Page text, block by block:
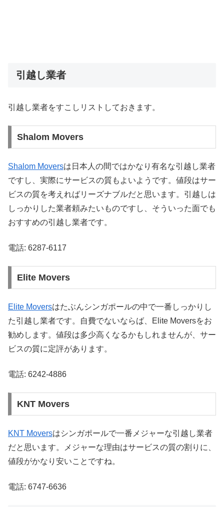
引越し業者
引越し業者をすこしリストしておきます。
Shalom Movers
Shalom Moversは日本人の間ではかなり有名な引越し業者
ですし、実際にサービスの質もよいようです。値段はサー
ビスの質を考えればリーズナブルだと思います。引越しは
しっかりした業者頼みたいものですし、そういった面でも
おすすめの引越し業者です。
電話: 6287-6117
Elite Movers
Elite Moversはたぶんシンガポールの中で一番しっかりし
た引越し業者です。自費でないならば、Elite Moversをお
勧めします。値段は多少高くなるかもしれませんが、サー
ビスの質に定評があります。
電話: 6242-4886
KNT Movers
KNT Moversはシンガポールで一番メジャーな引越し業者
だと思います。メジャーな理由はサービスの質の割りに、
値段がかなり安いことですね。
電話: 6747-6636